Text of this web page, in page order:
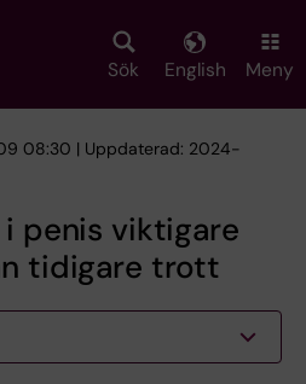
Sök English Meny
08:30 | Uppdaterad: 2024-
penis viktigare
tidigare trott